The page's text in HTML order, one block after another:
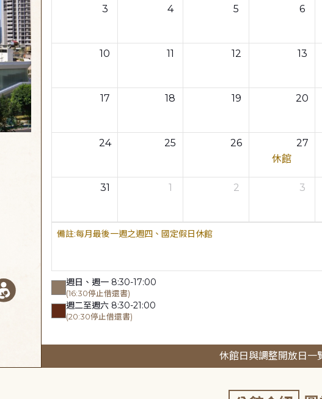
3 4 5 6
10 11 12 13
17 18 19 20
24 25 26
27
休館
31 1 2 3
每月最後一週之週四、國定假日休館
週日、週一 8:30-17:00
(16:30停止借還書)
週二至週六 8:30-21:00
(20:30停止借還書)
休館日與調整開放日一